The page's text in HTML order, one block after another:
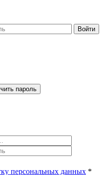
Войти
пароль
персональных данных *